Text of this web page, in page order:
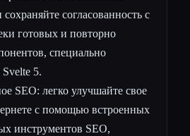
согласованность с
готовых и повторно
специально
5.
SEO: легко улучшайте свое
с помощью встроенных
инструментов SEO,